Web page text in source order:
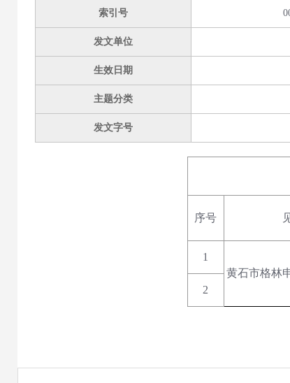
索引号
发文单位
生效日期
主题分类
发文字号
序号
1
黄石市格林
2